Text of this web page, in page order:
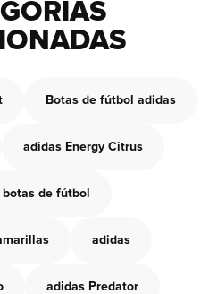
Botas de fútbol adidas
adidas Energy Citrus
de fútbol
adidas
adidas Predator